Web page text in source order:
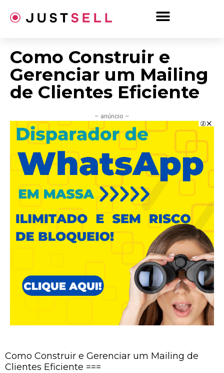
para
Como Construir e
Gerenciar um Mailing
de Clientes Eficiente
– anúncio –
Como Construir e Gerenciar um Mailing de
Clientes Eficiente ===